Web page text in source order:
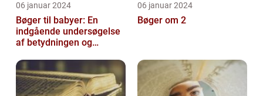
06 januar 2024
Bøger til babyer: En
indgående undersøgelse
af betydningen og
læsestof
06 januar 2024
Bøger om 2